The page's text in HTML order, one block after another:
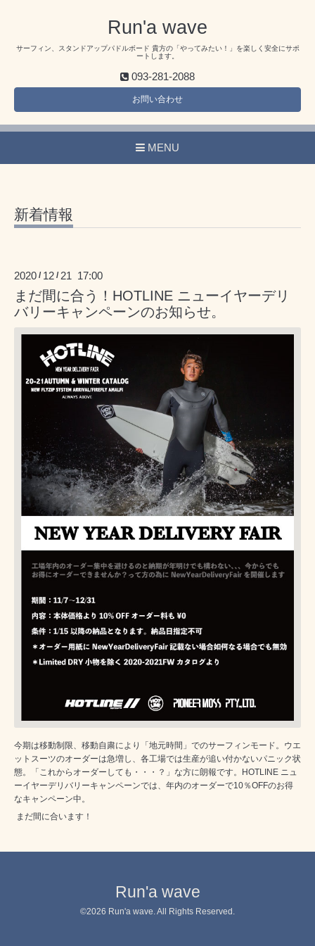
Run'a wave
サーフィン、スタンドアップパドルボード 貴方の「やってみたい！」を楽しく安全にサポ
ートします。
093-281-2088
お問い合わせ
MENU
新着情報
2020 / 12 / 21 17:00
まだ間に合う！HOTLINE ニューイヤーデリ
バリーキャンペーンのお知らせ。
今期は移動制限、移動自粛により「地元時間」でのサーフィンモード。ウエ
ットスーツのオーダーは急増し、各工場では生産が追い付かないパニック状
態。「これからオーダーしても・・・？」な方に朗報です。HOTLINE ニュ
ーイヤーデリバリーキャンペーンでは、年内のオーダーで10％OFFのお得
なキャンペーン中。
まだ間に合います！
Run'a wave
©2026 Run'a wave . All Rights Reserved.